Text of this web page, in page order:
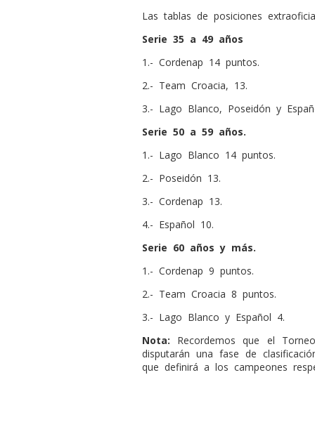
Las tablas de posiciones
Serie 35 a 49 años
1.- Cordenap 14 puntos.
2.- Team Croacia, 13.
3.- Lago Blanco, Poseidón y
Serie 50 a 59 años.
1.- Lago Blanco 14 puntos.
2.- Poseidón 13.
3.- Cordenap 13.
4.- Español 10.
Serie 60 años y más.
1.- Cordenap 9 puntos.
2.- Team Croacia 8 puntos.
3.- Lago Blanco y Español 4.
Nota: Recordemos que el
disputarán una fase de
que definirá a los campeones